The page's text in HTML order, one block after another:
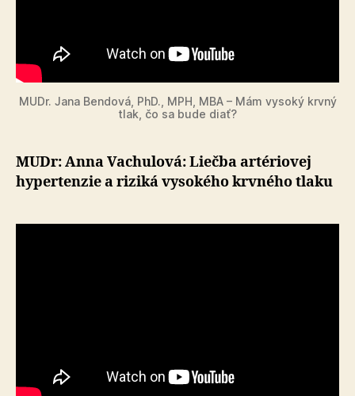
MUDr. Jana Bendová, PhD., MPH, MBA – Mám vysoký krvný
tlak, čo sa bude diať?
MUDr: Anna Vachulová: Liečba artériovej
hypertenzie a riziká vysokého krvného tlaku